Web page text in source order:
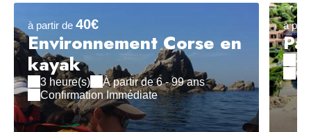
à partir de 40€
Environnement Corse en
kayak
3 heure(s)
À partir de 6 - 99 ans
Confirmation Immédiate
à
4